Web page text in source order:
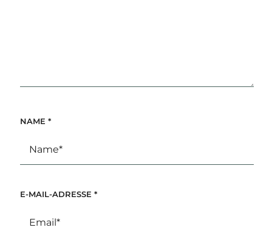
NAME *
E-MAIL-ADRESSE *